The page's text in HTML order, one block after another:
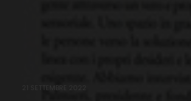
21 SETTEMBRE 2022